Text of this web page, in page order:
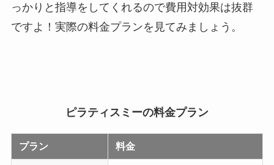
っかりと指導をしてくれるので費用対効果は抜群
ですよ！実際の料金プランを見てみましょう。
ピラティスミーの料金プラン
プラン 料金